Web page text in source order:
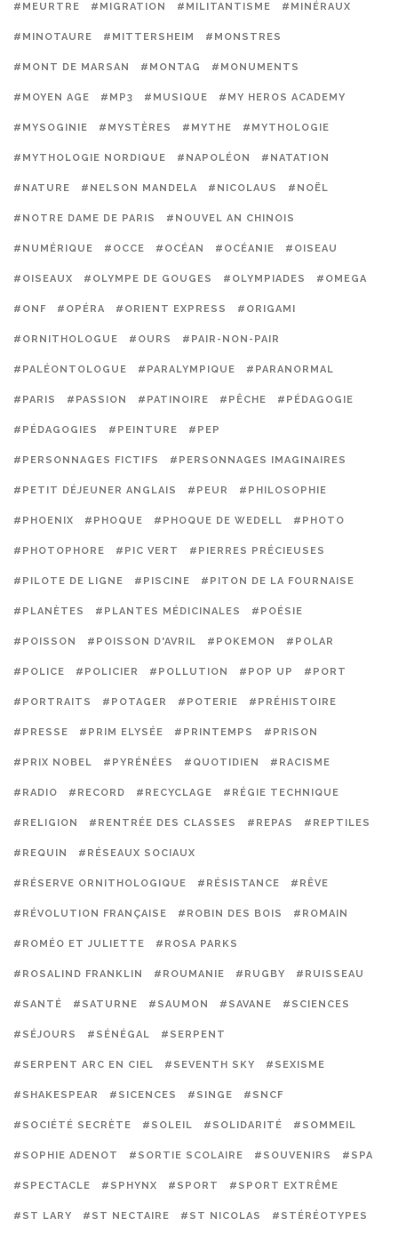
#MEURTRE #MIGRATION #MILITANTISME #MINÉRAUX
#MINOTAURE #MITTERSHEIM #MONSTRES
#MONT DE MARSAN #MONTAG #MONUMENTS
#MOYEN AGE #MP3 #MUSIQUE #MY HEROS ACADEMY
#MYSOGINIE #MYSTÈRES #MYTHE #MYTHOLOGIE
#MYTHOLOGIE NORDIQUE #NAPOLÉON #NATATION
#NATURE #NELSON MANDELA #NICOLAUS #NOËL
#NOTRE DAME DE PARIS #NOUVEL AN CHINOIS
#NUMÉRIQUE #OCCE #OCÉAN #OCÉANIE #OISEAU
#OISEAUX #OLYMPE DE GOUGES #OLYMPIADES #OMEGA
#ONF #OPÉRA #ORIENT EXPRESS #ORIGAMI
#ORNITHOLOGUE #OURS #PAIR-NON-PAIR
#PALÉONTOLOGUE #PARALYMPIQUE #PARANORMAL
#PARIS #PASSION #PATINOIRE #PÊCHE #PÉDAGOGIE
#PÉDAGOGIES #PEINTURE #PEP
#PERSONNAGES FICTIFS #PERSONNAGES IMAGINAIRES
#PETIT DÉJEUNER ANGLAIS #PEUR #PHILOSOPHIE
#PHOENIX #PHOQUE #PHOQUE DE WEDELL #PHOTO
#PHOTOPHORE #PIC VERT #PIERRES PRÉCIEUSES
#PILOTE DE LIGNE #PISCINE #PITON DE LA FOURNAISE
#PLANÈTES #PLANTES MÉDICINALES #POÉSIE
#POISSON #POISSON D'AVRIL #POKEMON #POLAR
#POLICE #POLICIER #POLLUTION #POP UP #PORT
#PORTRAITS #POTAGER #POTERIE #PRÉHISTOIRE
#PRESSE #PRIM ELYSÉE #PRINTEMPS #PRISON
#PRIX NOBEL #PYRÉNÉES #QUOTIDIEN #RACISME
#RADIO #RECORD #RECYCLAGE #RÉGIE TECHNIQUE
#RELIGION #RENTRÉE DES CLASSES #REPAS #REPTILES
#REQUIN #RÉSEAUX SOCIAUX
#RÉSERVE ORNITHOLOGIQUE #RÉSISTANCE #RÊVE
#RÉVOLUTION FRANÇAISE #ROBIN DES BOIS #ROMAIN
#ROMÉO ET JULIETTE #ROSA PARKS
#ROSALIND FRANKLIN #ROUMANIE #RUGBY #RUISSEAU
#SANTÉ #SATURNE #SAUMON #SAVANE #SCIENCES
#SÉJOURS #SÉNÉGAL #SERPENT
#SERPENT ARC EN CIEL #SEVENTH SKY #SEXISME
#SHAKESPEAR #SICENCES #SINGE #SNCF
#SOCIÉTÉ SECRÈTE #SOLEIL #SOLIDARITÉ #SOMMEIL
#SOPHIE ADENOT #SORTIE SCOLAIRE #SOUVENIRS #SPA
#SPECTACLE #SPHYNX #SPORT #SPORT EXTRÊME
#ST LARY #ST NECTAIRE #ST NICOLAS #STÉRÉOTYPES